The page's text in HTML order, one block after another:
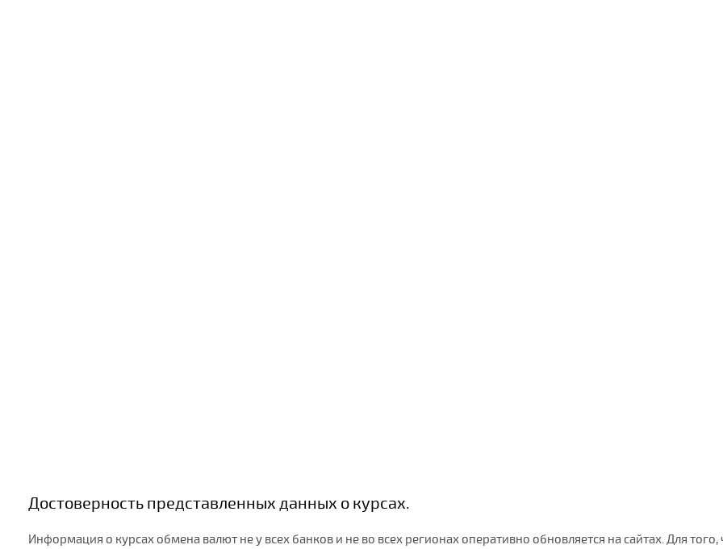
Достоверность представленных данных о курсах.
Информация о курсах обмена валют не у всех банков и не во всех регионах оперативно обновляется на сайтах. Для